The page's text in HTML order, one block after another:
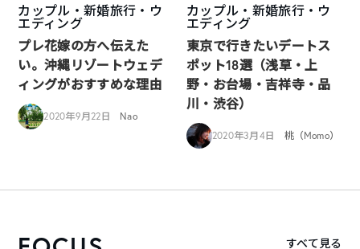
カップル・新婚旅行・ウ
エディング
プレ花嫁の方へ伝えた
い。沖縄リゾートウェデ
ィングがおすすめな理由
2020年9月22日 Nao
カップル・新婚旅行・ウ
エディング
東京で行きたいデートス
ポット18選（浅草・上
野・お台場・吉祥寺・品
川・渋谷）
2020年3月4日 桃（Momo）
すべて見る